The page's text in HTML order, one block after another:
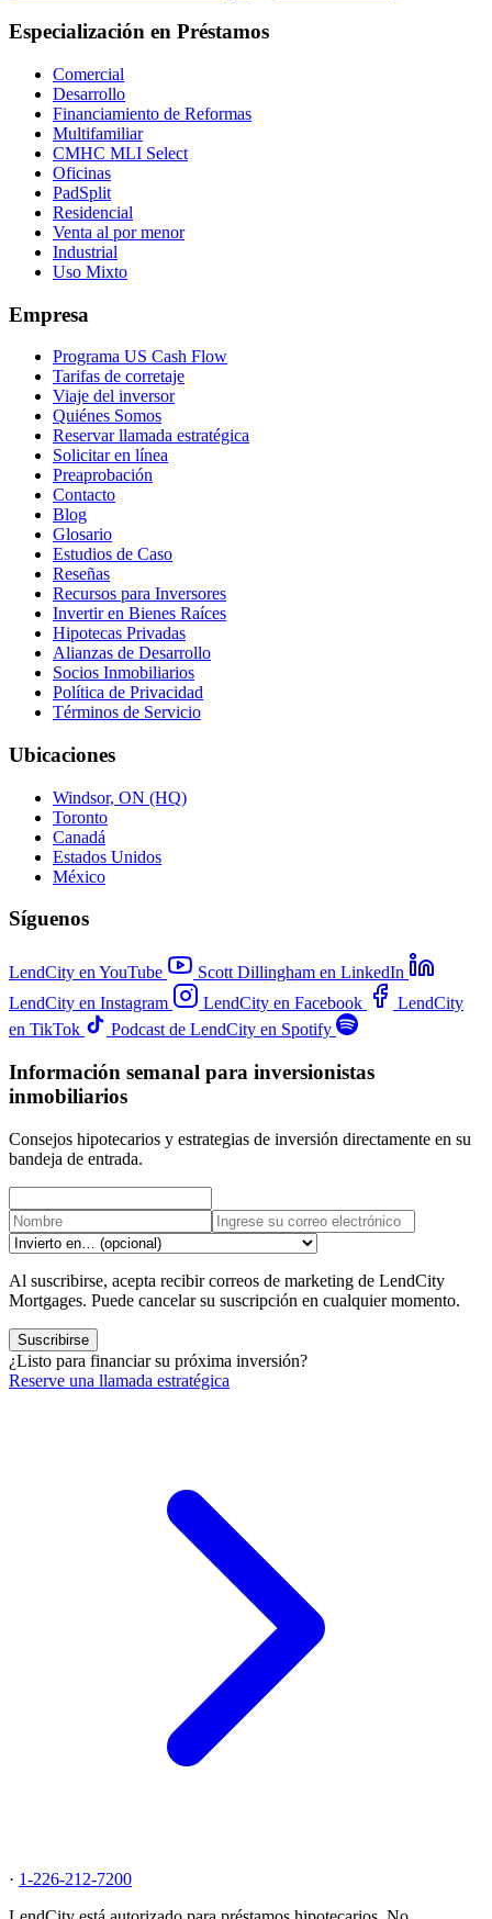
Especialización en Préstamos
Comercial
Desarrollo
Financiamiento de Reformas
Multifamiliar
CMHC MLI Select
Oficinas
PadSplit
Residencial
Venta al por menor
Industrial
Uso Mixto
Empresa
Programa US Cash Flow
Tarifas de corretaje
Viaje del inversor
Quiénes Somos
Reservar llamada estratégica
Solicitar en línea
Preaprobación
Contacto
Blog
Glosario
Estudios de Caso
Reseñas
Recursos para Inversores
Invertir en Bienes Raíces
Hipotecas Privadas
Alianzas de Desarrollo
Socios Inmobiliarios
Política de Privacidad
Términos de Servicio
Ubicaciones
Windsor, ON (HQ)
Toronto
Canadá
Estados Unidos
México
Síguenos
LendCity en YouTube
Scott Dillingham en LinkedIn
LendCity en Instagram
LendCity en Facebook
LendCity
en TikTok
Podcast de LendCity en Spotify
Información semanal para inversionistas
inmobiliarios
Consejos hipotecarios y estrategias de inversión directamente en su
bandeja de entrada.
Al suscribirse, acepta recibir correos de marketing de LendCity
Mortgages. Puede cancelar su suscripción en cualquier momento.
Suscribirse
¿Listo para financiar su próxima inversión?
Reserve una llamada estratégica
· 1-226-212-7200